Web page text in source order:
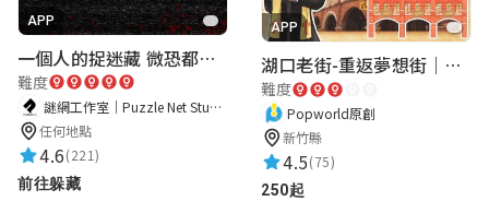
2022-06-29 09:24:02 ★★★★★
創作者很用心
★★★★★
APP
一個人的捉迷藏 微恐都市傳說
難度
謎網工作室｜Puzzle Net Studio
任何地點
4.6(221)
前往躲藏
APP
湖口老街-重返夢想街｜新竹老街城市解謎
難度
Popworld原創
新竹縣
4.5(75)
250起